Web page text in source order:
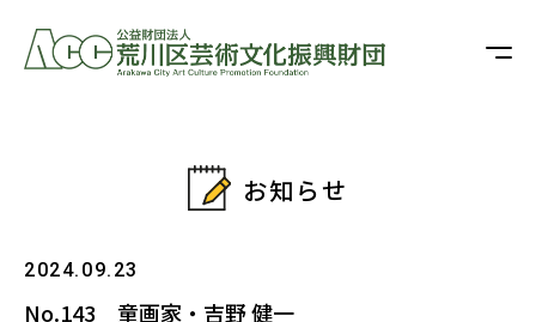
お知らせ
2024.09.23
No.143 童画家・吉野 健一